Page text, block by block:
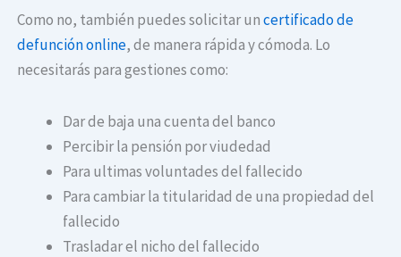
Como no, también puedes solicitar uncertificado de
defunción online, de manera rápida y cómoda. Lo
necesitarás para gestiones como:
Dar de baja una cuenta del banco
Percibir la pensión por viudedad
Para ultimas voluntades del fallecido
Para cambiar la titularidad de una propiedad del
fallecido
Trasladar el nicho del fallecido